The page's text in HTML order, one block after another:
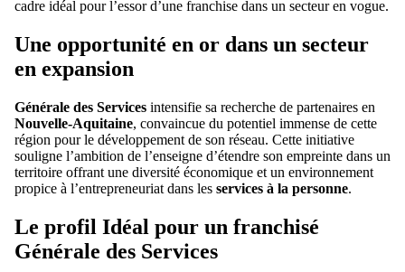
cadre idéal pour l’essor d’une franchise dans un secteur en vogue.
Une opportunité en or dans un secteur
en expansion
Générale des Services intensifie sa recherche de partenaires en
Nouvelle-Aquitaine, convaincue du potentiel immense de cette
région pour le développement de son réseau. Cette initiative
souligne l’ambition de l’enseigne d’étendre son empreinte dans un
territoire offrant une diversité économique et un environnement
propice à l’entrepreneuriat dans les services à la personne.
Le profil Idéal pour un franchisé
Générale des Services